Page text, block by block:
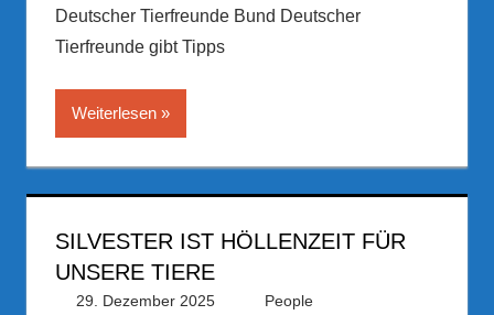
Deutscher Tierfreunde Bund Deutscher
Tierfreunde gibt Tipps
Weiterlesen
SILVESTER IST HÖLLENZEIT FÜR
UNSERE TIERE
29. Dezember 2025 PRGateway
People